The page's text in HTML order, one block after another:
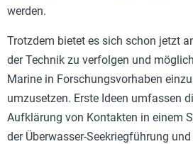
werden.
Trotzdem bietet es sich schon jetzt
der Technik zu verfolgen und
Marine in Forschungsvorhaben
umzusetzen. Erste Ideen umfassen
Aufklärung von Kontakten in einem
der Überwasser-Seekriegführung